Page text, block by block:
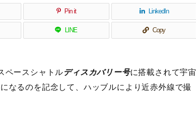
Pin it LinkedIn
LINE Copy
ペースシャトルディスカバリー号に搭載されて宇宙
なるのを記念して、ハッブルにより近赤外線で撮